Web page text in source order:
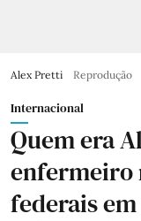
Alex Pretti Reprodução
Internacional
Quem era
enfermeiro
federais